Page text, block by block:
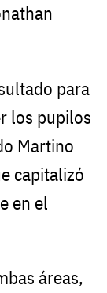
para
los pupilos
Martino
capitalizó
en el
áreas,